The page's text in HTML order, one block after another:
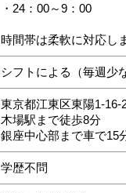
・24：00～9：00
時間帯は柔軟に対応し
シフトによる（毎週少
東京都江東区東陽1-
木場駅まで徒歩8分
銀座中心部まで車で15
学歴不問